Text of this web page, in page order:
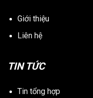
Giới thiệu
Liên hệ
TIN TỨC
Tin tổng hợp